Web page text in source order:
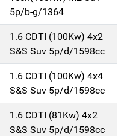
5p/b-g/1364
1.6 CDTI (100Kw) 4x2
S&S Suv 5p/d/1598cc
1.6 CDTI (100Kw) 4x4
S&S Suv 5p/d/1598cc
1.6 CDTI (81Kw) 4x2
S&S Suv 5p/d/1598cc